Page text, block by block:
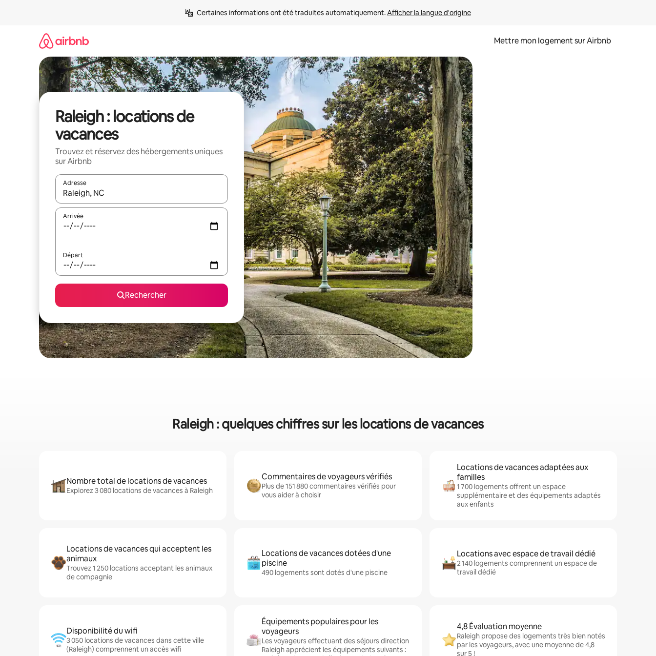
Certaines informations ont été traduites automatiquement. Afficher la langue d'origine
Mettre mon logement sur Airbnb
Raleigh : locations de
vacances
Trouvez et réservez des hébergements uniques
sur Airbnb
Adresse
Lorsque les résultats s'affichent, utilisez les flèches vers le haut et vers le bas pour les parcourir ou en appuyant et en faisant glisser.
Arrivée
Départ
Rechercher
Raleigh : quelques chiffres sur les locations de vacances
Nombre total de locations de vacances
Explorez 3 080 locations de vacances à Raleigh
Commentaires de voyageurs vérifiés
Plus de 151 880 commentaires vérifiés pour
vous aider à choisir
Locations de vacances adaptées aux
familles
1 700 logements offrent un espace
supplémentaire et des équipements adaptés
aux enfants
Locations de vacances qui acceptent les
animaux
Trouvez 1 250 locations acceptant les animaux
de compagnie
Locations de vacances dotées d'une
piscine
490 logements sont dotés d'une piscine
Locations avec espace de travail dédié
2 140 logements comprennent un espace de
travail dédié
Disponibilité du wifi
3 050 locations de vacances dans cette ville
(Raleigh) comprennent un accès wifi
Équipements populaires pour les
voyageurs
Les voyageurs effectuant des séjours direction
Raleigh apprécient les équipements suivants :
4,8 Évaluation moyenne
Raleigh propose des logements très bien notés
par les voyageurs, avec une moyenne de 4,8
sur 5 !